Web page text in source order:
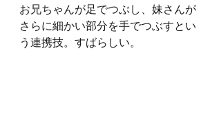
お兄ちゃんが足でつぶし、妹さんが
さらに細かい部分を手でつぶすとい
う連携技。すばらしい。